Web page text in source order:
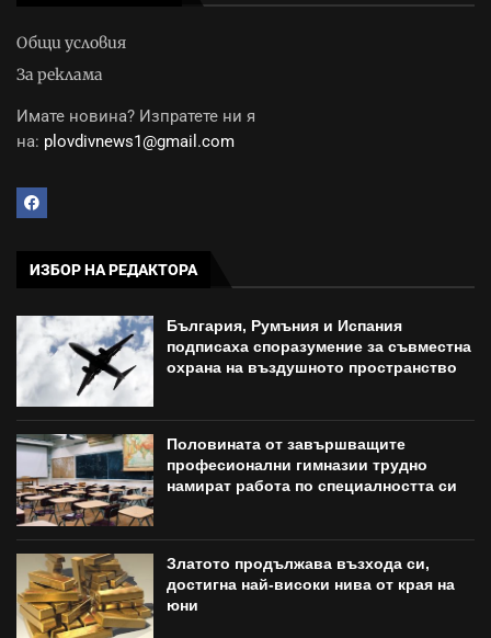
Общи условия
За реклама
Имате новина? Изпратете ни я
на: plovdivnews1@gmail.com
ИЗБОР НА РЕДАКТОРА
България, Румъния и Испания
подписаха споразумение за съвместна
охрана на въздушното пространство
Половината от завършващите
професионални гимназии трудно
намират работа по специалността си
Златото продължава възхода си,
достигна най-високи нива от края на
юни